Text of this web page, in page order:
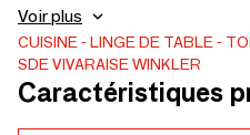
100% coton dans les ateliers
résistante aux finitions
de vous faciliter les tâches
crainte, il se nettoie sans
Voir plus
CUISINE LINGE DE TABLE
SDE VIVARAISE WINKLER
Caractéristiques